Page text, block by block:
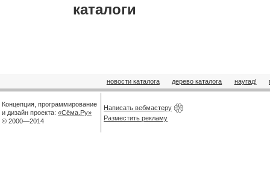
каталоги
новости каталога дерево каталога наугад!
Концепция, программирование
и дизайн проекта: «Сёма.Ру»
© 2000—2014
Написать вебмастеру
Разместить рекламу